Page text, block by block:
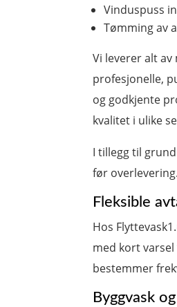
Vinduspuss
Tømming av
Vi leverer alt
profesjonelle,
og godkjente
kvalitet i ulike
I tillegg til
før overlevering.
Fleksible
Hos
med kort
bestemmer
Byggvask